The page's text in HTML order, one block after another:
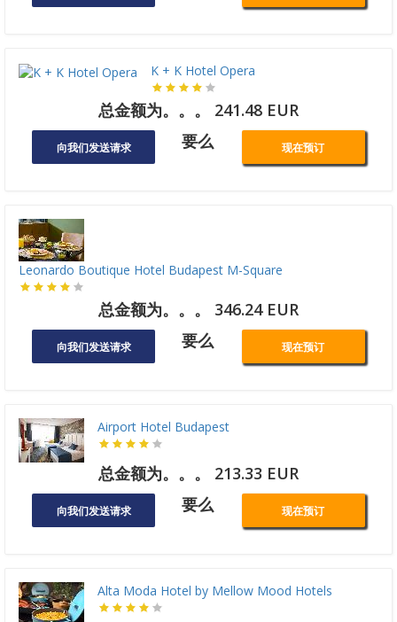
K + K Hotel Opera
总金额为。。。 241.48 EUR
向我们发送请求 要么 现在预订
Leonardo Boutique Hotel Budapest M-Square
总金额为。。。 346.24 EUR
向我们发送请求 要么 现在预订
Airport Hotel Budapest
总金额为。。。 213.33 EUR
向我们发送请求 要么 现在预订
Alta Moda Hotel by Mellow Mood Hotels